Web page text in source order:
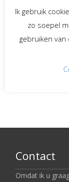
Contact
Omdat ik u
Ik gebruik
zo soepel
gebruiken